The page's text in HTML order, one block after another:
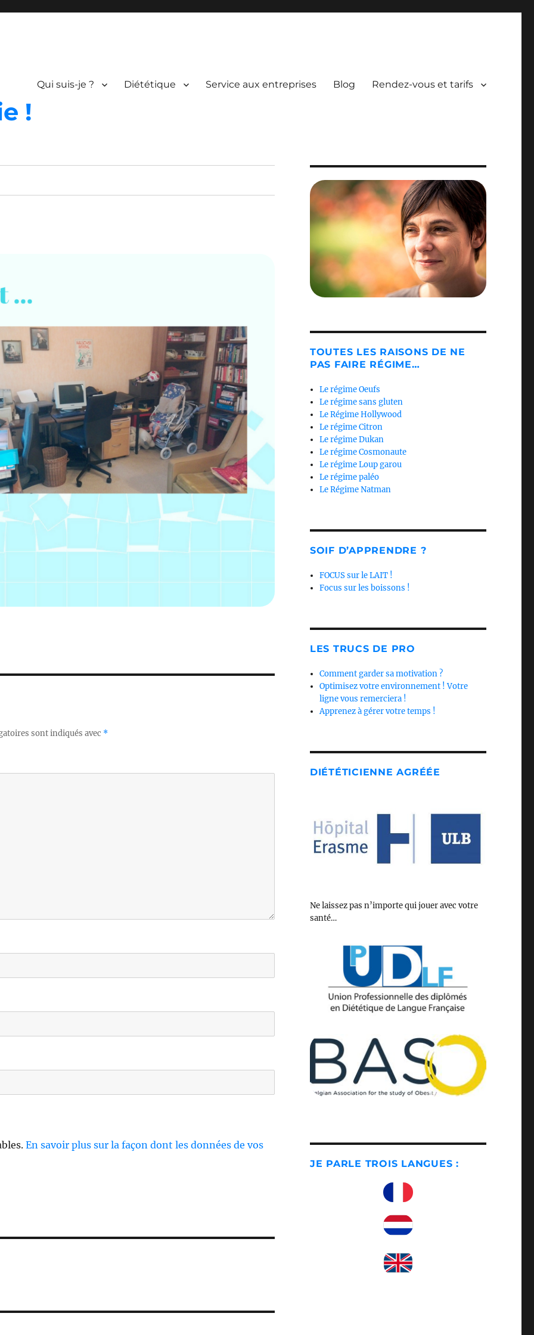
!
Qui suis-je ? Diététique Service aux entreprises Blog Rendez-vous et tarifs
sont indiqués avec *
En savoir plus sur la façon dont les données de vos
TOUTES LES RAISONS DE NE
PAS FAIRE RÉGIME…
Le régime Oeufs
Le régime sans gluten
Le Régime Hollywood
Le régime Citron
Le régime Dukan
Le régime Cosmonaute
Le régime Loup garou
Le régime paléo
Le Régime Natman
SOIF D’APPRENDRE ?
FOCUS sur le LAIT !
Focus sur les boissons !
LES TRUCS DE PRO
Comment garder sa motivation ?
Optimisez votre environnement ! Votre
ligne vous remerciera !
Apprenez à gérer votre temps !
DIÉTÉTICIENNE AGRÉÉE
Ne laissez pas n’importe qui jouer avec votre
santé…
JE PARLE TROIS LANGUES :